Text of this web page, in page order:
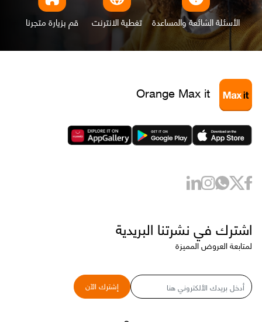
الأسئلة الشائعة والمساعدة تغطية الانترنت قم بزيارة متجرنا
Orange Max it
اشترك في نشرتنا البريدية
لمتابعة العروض المميزة
البريد
الإلكتروني
إشترك الآن